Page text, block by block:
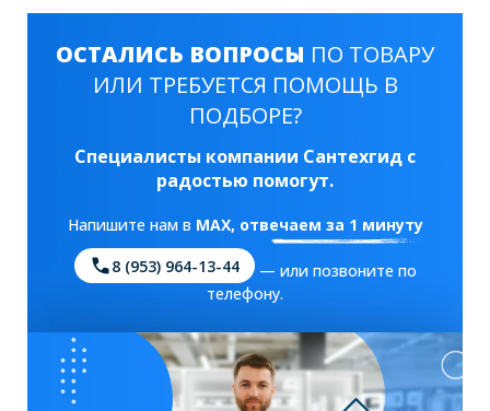
ОСТАЛИСЬ ВОПРОСЫ ПО ТОВАРУ
ИЛИ ТРЕБУЕТСЯ ПОМОЩЬ В
ПОДБОРЕ?
Специалисты компании Сантехгид с
радостью помогут.
Напишите нам в MAX, отвечаем за 1 минуту
8 (953) 964-13-44
— или позвоните по
телефону.